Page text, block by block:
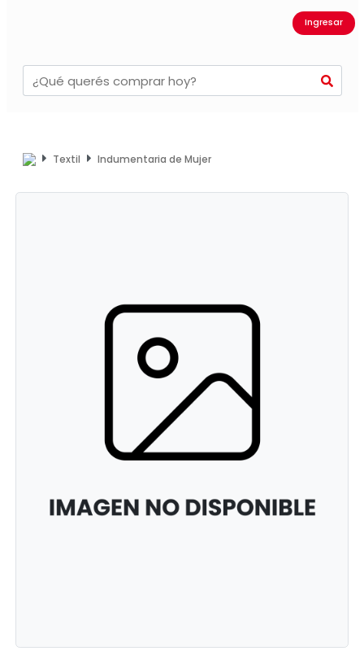
Ingresar
Textil Indumentaria de Mujer